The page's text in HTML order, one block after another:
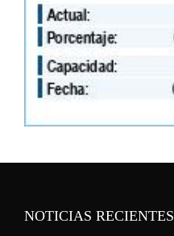
NOTICIAS RECIENTES